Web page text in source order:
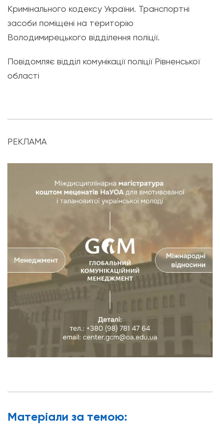
Кримінального кодексу України. Транспортні
засоби поміщені на територію
Володимирецького відділення поліції.
Повідомляє відділ комунікації поліції Рівненської
області
РЕКЛАМА
Матерiали за темою: